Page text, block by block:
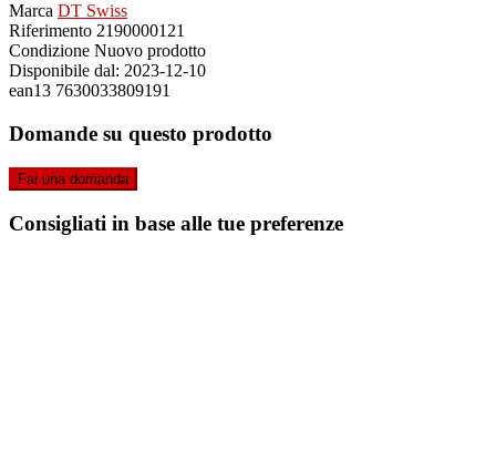
Marca DT Swiss
Riferimento 2190000121
Condizione Nuovo prodotto
Disponibile dal: 2023-12-10
ean13 7630033809191
Domande su questo prodotto
Fai una domanda
Consigliati in base alle tue preferenze